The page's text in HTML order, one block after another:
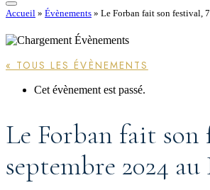
Accueil » Évènements » Le Forban fait son festival,
« TOUS LES ÉVÈNEMENTS
Cet évènement est passé.
Le Forban fait son
septembre 2024 au